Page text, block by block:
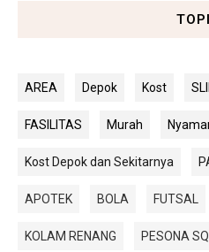
AREA Depok Kost
FASILITAS Murah
Kost Depok dan Sekitarnya
APOTEK BOLA FUTSAL
KOLAM RENANG PESONA